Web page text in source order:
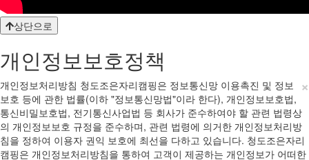
상단으로
개인정보보호정책
×
개인정보처리방침 청도조은자리캠핑은 정보통신망 이용촉진 및 정보
보호 등에 관한 법률(이하 "정보통신망법"이라 한다), 개인정보보호법,
통신비밀보호법, 전기통신사업법 등 회사가 준수하여야 할 관련 법령상
의 개인정보보호 규정을 준수하며, 관련 법령에 의거한 개인정보처리방
침을 정하여 이용자 권익 보호에 최선을 다하고 있습니다. 청도조은자리
캠핑은 개인정보처리방침을 통하여 고객이 제공하는 개인정보가 어떠한